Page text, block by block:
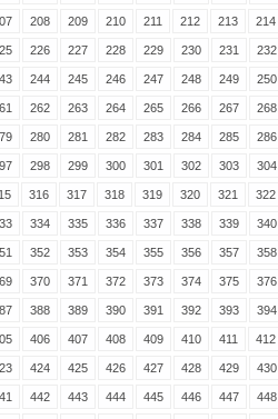
208 209 210 211 212 213 214
226 227 228 229 230 231 232
244 245 246 247 248 249 250
262 263 264 265 266 267 268
280 281 282 283 284 285 286
298 299 300 301 302 303 304
316 317 318 319 320 321 322
334 335 336 337 338 339 340
352 353 354 355 356 357 358
370 371 372 373 374 375 376
388 389 390 391 392 393 394
406 407 408 409 410 411 412
424 425 426 427 428 429 430
442 443 444 445 446 447 448